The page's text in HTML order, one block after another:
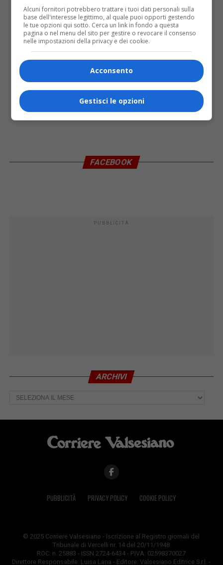
FACEBOOK
PUBBLICITÀ
ARCHIVI
Archivi
PUBBLICITÀ PRIVACY POLICY COOKIE POLICY
© 2025 Corriere Valsesiano - Iscrizione al Registro giornali del
Tribunale di Vercelli nr. 14 del 20/11/1948
ROC: n. 25883 - ISSN 2724-6434 - P.IVA: 02598370027
Direttore Responsabile: Luisa Lana - Editore: Valsesiano Editrice S.r.l. -
Alcuni fornitori potrebbero trattare i tuoi dati personali sulla
base dell'interesse legittimo, al quale puoi opporti gestendo
le tue opzioni qui sotto. Cerca un link in fondo a questa
pagina o nel menu del sito per gestire o revocare il consenso
nelle impostazioni della privacy e dei cookie.
Acconsento
Gestisci le opzioni